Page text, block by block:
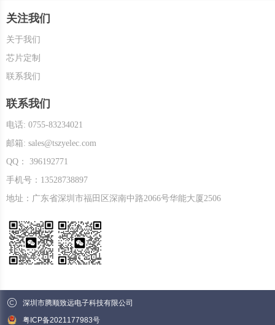
关注我们
关于我们
芯片定制
联系我们
联系我们
电话: 0755-83234021
邮箱: sales@tszyelec.com
QQ： 396192771
手机号：13528738897
地址：广东省深圳市福田区深南中路2066号华能大厦2506
深圳市腾顺致远电子科技有限公司
粤ICP备2021177983号